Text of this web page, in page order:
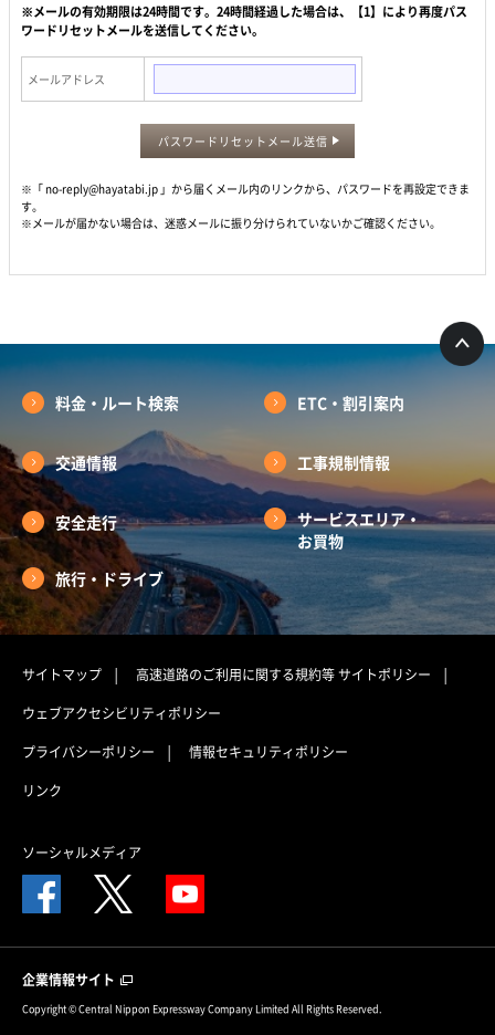
※メールの有効期限は24時間です。24時間経過した場合は、【1】により再度パス
ワードリセットメールを送信してください。
メールアドレス
パスワードリセットメール送信
※「 no-reply@hayatabi.jp 」から届くメール内のリンクから、パスワードを再設定できま
す。
※メールが届かない場合は、迷惑メールに振り分けられていないかご確認ください。
料金・ルート検索 ETC・割引案内
交通情報 工事規制情報
安全走行
サービスエリア・
お買物
旅行・ドライブ
サイトマップ 高速道路のご利用に関する規約等サイトポリシー
ウェブアクセシビリティポリシー
プライバシーポリシー
情報セキュリティポリシー
リンク
ソーシャルメディア
企業情報サイト
Copyright © Central Nippon Expressway Company Limited All Rights Reserved.